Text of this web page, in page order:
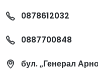
0878612032
0887700848
бул. „Генерал